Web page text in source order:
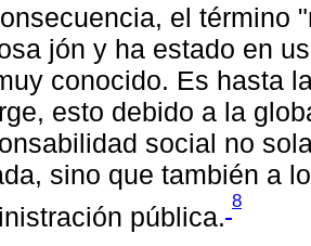
el término
jón y ha estado en
conocido. Es hasta
esto debido a la
social no
sino que también a
pública.
8